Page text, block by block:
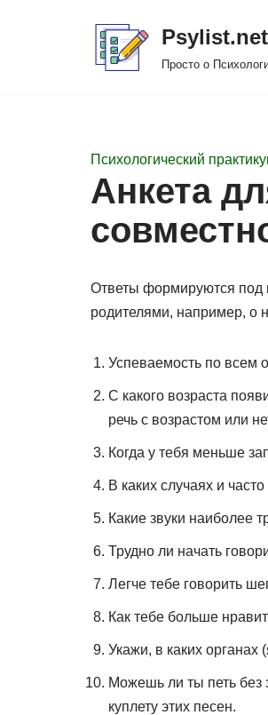
Psylist.net
Просто о
Психологический
Анкета
Ответы формируются под
родителями, например, о
Успеваемость по всем
С какого возраста
речь с возрастом или
Когда у тебя меньше
В каких случаях и
Какие звуки наиболее
Трудно ли начать
Легче тебе говорить
Как тебе больше
Укажи, в каких органах
Можешь ли ты петь без
куплету этих песен.